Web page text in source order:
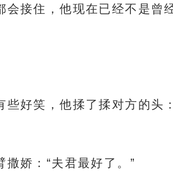
接住，他现在已经不是曾
好笑，他揉了揉对方的头
娇：“夫君最好了。”